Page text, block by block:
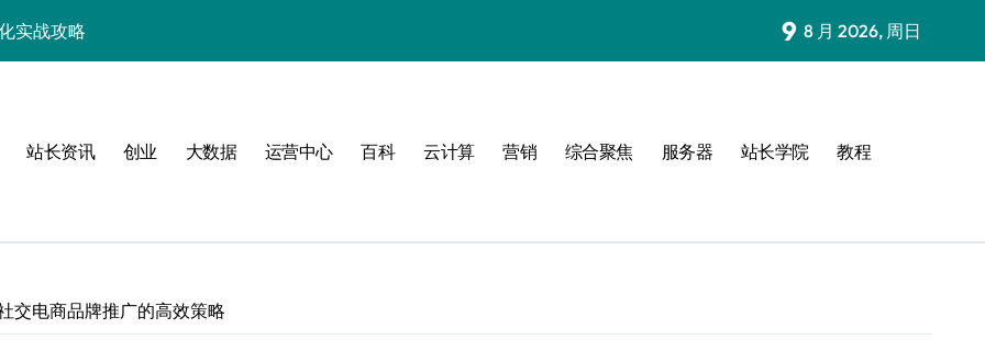
实战攻略
工程师必知技巧
驱动性能优化
技术达人控局之道
9 8 月 2026, 周日
站长资讯 创业 大数据 运营中心 百科 云计算 营销 综合聚焦 服务器 站长学院 教程
交电商品牌推广的高效策略